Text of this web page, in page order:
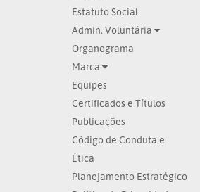
Estatuto Social
Admin. Voluntária
Organograma
Marca
Equipes
Certificados e Títulos
Publicações
Código de Conduta e
Ética
Planejamento Estratégico